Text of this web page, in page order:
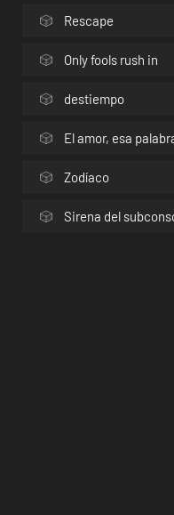
Rescape
Only fools rush in
destiempo
El amor, esa
Zodíaco
Sirena del